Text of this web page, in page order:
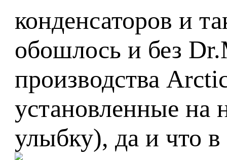
конденсаторов и
обошлось и без
производства
установленные на
улыбку), да и что в